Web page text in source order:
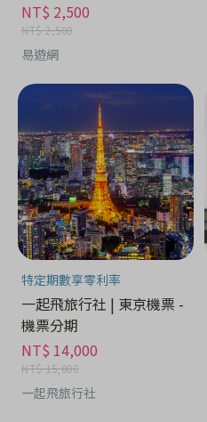
NT$ 2,500
NT$ 2,500
易遊網
特定期數享零利率
一起飛旅行社 | 東京機票 -
機票分期
NT$ 14,000
NT$ 15,000
一起飛旅行社